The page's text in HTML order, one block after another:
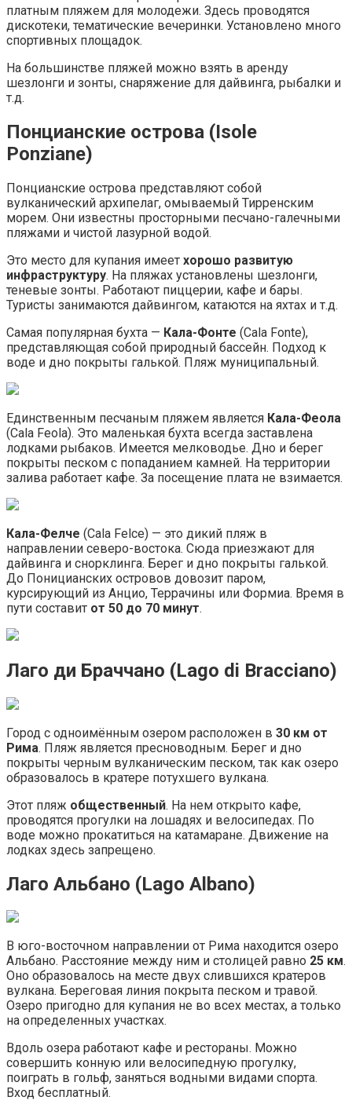
платным пляжем для молодежи. Здесь проводятся
дискотеки, тематические вечеринки. Установлено много
спортивных площадок.
На большинстве пляжей можно взять в аренду
шезлонги и зонты, снаряжение для дайвинга, рыбалки и
т.д.
Понцианские острова (Isole
Ponziane)
Понцианские острова представляют собой
вулканический архипелаг, омываемый Тирренским
морем. Они известны просторными песчано-галечными
пляжами и чистой лазурной водой.
Это место для купания имеет хорошо развитую
инфраструктуру. На пляжах установлены шезлонги,
теневые зонты. Работают пиццерии, кафе и бары.
Туристы занимаются дайвингом, катаются на яхтах и т.д.
Самая популярная бухта — Кала-Фонте (Cala Fonte),
представляющая собой природный бассейн. Подход к
воде и дно покрыты галькой. Пляж муниципальный.
Единственным песчаным пляжем является Кала-Феола
(Cala Feola). Это маленькая бухта всегда заставлена
лодками рыбаков. Имеется мелководье. Дно и берег
покрыты песком с попаданием камней. На территории
залива работает кафе. За посещение плата не взимается.
Кала-Фелче (Cala Felce) — это дикий пляж в
направлении северо-востока. Сюда приезжают для
дайвинга и снорклинга. Берег и дно покрыты галькой.
До Поницианских островов довозит паром,
курсирующий из Анцио, Террачины или Формиа. Время в
пути составит от 50 до 70 минут.
Лаго ди Браччано (Lago di Bracciano)
Город с одноимённым озером расположен в 30 км от
Рима. Пляж является пресноводным. Берег и дно
покрыты черным вулканическим песком, так как озеро
образовалось в кратере потухшего вулкана.
Этот пляж общественный. На нем открыто кафе,
проводятся прогулки на лошадях и велосипедах. По
воде можно прокатиться на катамаране. Движение на
лодках здесь запрещено.
Лаго Альбано (Lago Albano)
В юго-восточном направлении от Рима находится озеро
Альбано. Расстояние между ним и столицей равно 25 км.
Оно образовалось на месте двух слившихся кратеров
вулкана. Береговая линия покрыта песком и травой.
Озеро пригодно для купания не во всех местах, а только
на определенных участках.
Вдоль озера работают кафе и рестораны. Можно
совершить конную или велосипедную прогулку,
поиграть в гольф, заняться водными видами спорта.
Вход бесплатный.